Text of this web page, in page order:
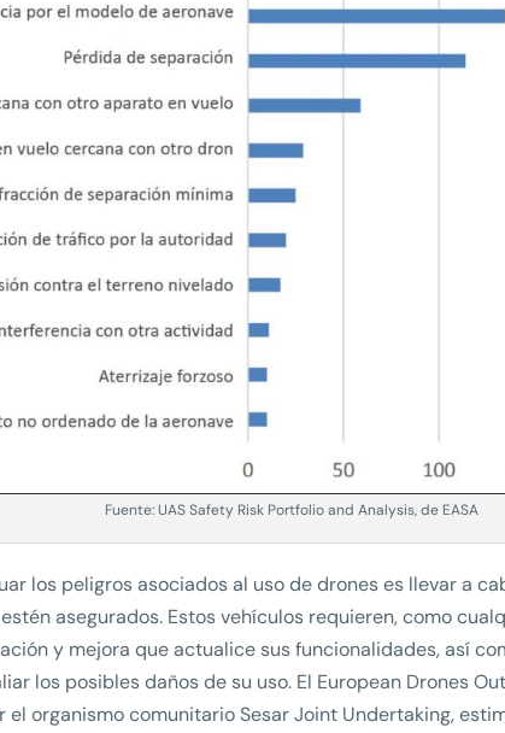
Fuente: UAS Safety Risk Portfolio and Analysis, de EASA
los peligros asociados al uso de drones es llevar a
asegurados. Estos vehículos requieren, como
y mejora que actualice sus funcionalidades, así
los posibles daños de su uso. El European Drones
el organismo comunitario Sesar Joint Undertaking,